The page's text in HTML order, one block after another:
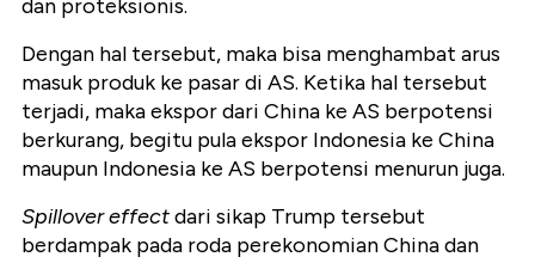
dan proteksionis.
Dengan hal tersebut, maka bisa menghambat arus
masuk produk ke pasar di AS. Ketika hal tersebut
terjadi, maka ekspor dari China ke AS berpotensi
berkurang, begitu pula ekspor Indonesia ke China
maupun Indonesia ke AS berpotensi menurun juga.
Spillovereffectdari sikap Trump tersebut
berdampak pada roda perekonomian China dan